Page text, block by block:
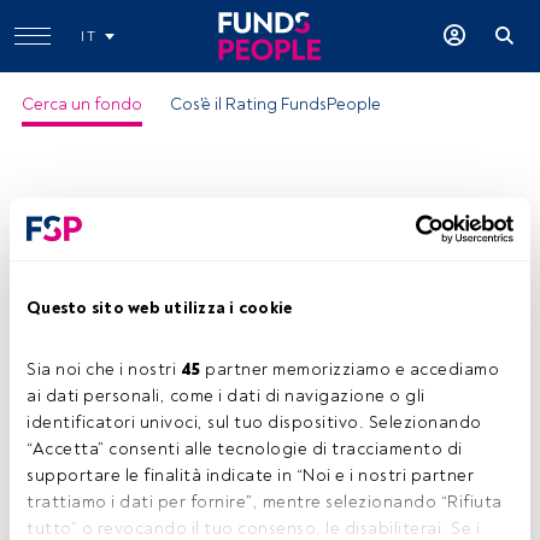
Questo sito web utilizza i cookie
Sia noi che i nostri 45 partner memorizziamo e accediamo
ai dati personali, come i dati di navigazione o gli
identificatori univoci, sul tuo dispositivo. Selezionando
“Accetta” consenti alle tecnologie di tracciamento di
supportare le finalità indicate in “Noi e i nostri partner
trattiamo i dati per fornire”, mentre selezionando “Rifiuta
tutto” o revocando il tuo consenso, le disabiliterai. Se i
IT
Cerca un fondo Cos'è il Rating FundsPeople